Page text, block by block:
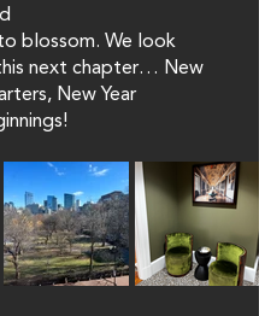
blossom. We look
next chapter… New
New Year